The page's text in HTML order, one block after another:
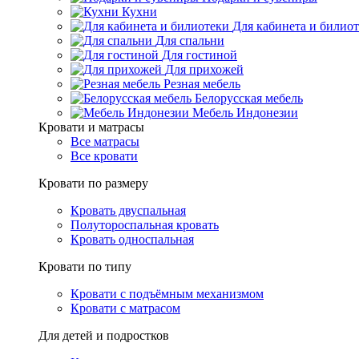
Кухни
Для кабинета и
Для спальни
Для гостиной
Для прихожей
Резная мебель
Белорусская мебель
Мебель Индонезии
Кровати и матрасы
Все матрасы
Все кровати
Кровати по размеру
Кровать двуспальная
Полутороспальная кровать
Кровать односпальная
Кровати по типу
Кровати с подъёмным механизмом
Кровати с матрасом
Для детей и подростков